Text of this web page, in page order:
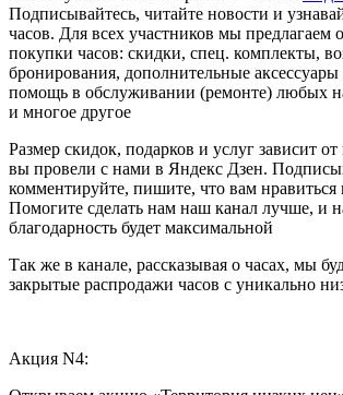
Подписывайтесь, читайте новости и
часов. Для всех участников мы предлагаем
покупки часов: скидки, спец. комплекты,
бронирования, дополнительные аксессуары
помощь в обслуживании (ремонте) любых
и многое другое
Размер скидок, подарков и услуг зависит
вы провели с нами в Яндекс Дзен.
комментируйте, пишите, что вам нравиться
Помогите сделать нам наш канал лучше, и
благодарность будет максимальной
Так же в канале, рассказывая о часах, мы
закрытые распродажи часов с уникально
Акция N4: